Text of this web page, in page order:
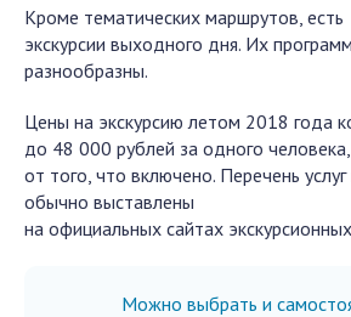
Кроме тематических маршрутов, есть
экскурсии выходного дня. Их
разнообразны.
Цены на экскурсию летом 2018 года
до 48 000 рублей за одного
от того, что включено. Перечень
обычно выставлены
на официальных сайтах
Можно выбрать и